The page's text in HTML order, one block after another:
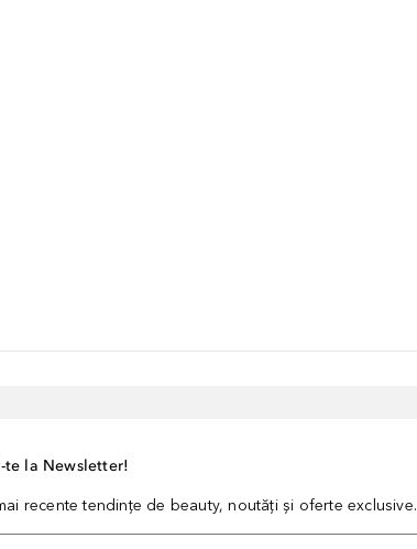
te la Newsletter!
recente tendințe de beauty, noutăți și oferte exclusive.